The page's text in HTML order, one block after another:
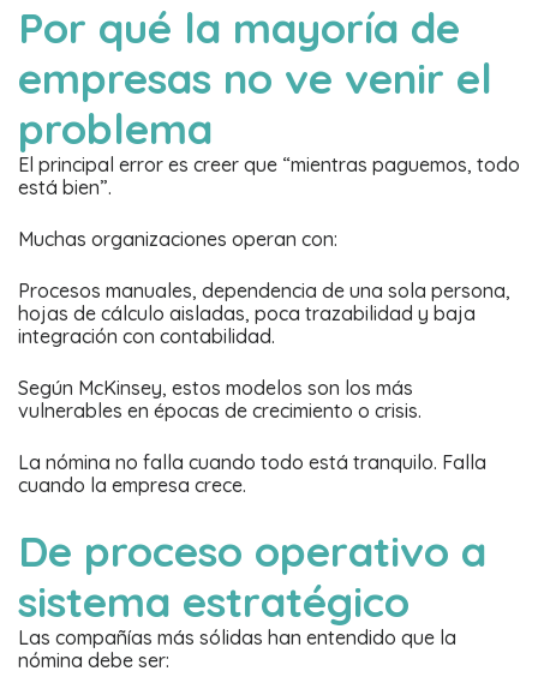
Por qué la mayoría de
empresas no ve venir el
problema
El principal error es creer que “mientras paguemos, todo
está bien”.
Muchas organizaciones operan con:
Procesos manuales, dependencia de una sola persona,
hojas de cálculo aisladas, poca trazabilidad y baja
integración con contabilidad.
Según McKinsey, estos modelos son los más
vulnerables en épocas de crecimiento o crisis.
La nómina no falla cuando todo está tranquilo. Falla
cuando la empresa crece.
De proceso operativo a
sistema estratégico
Las compañías más sólidas han entendido que la
nómina debe ser: